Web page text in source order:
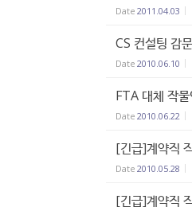
Date 2011.04.03
CS 컨설팅 감
Date 2010.06.10
FTA 대체 작
Date 2010.06.22
[긴급]계약직
Date 2010.05.28
[긴급]계약직